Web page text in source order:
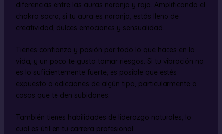
diferencias entre las auras naranja y roja. Amplificando el
chakra sacro, si tu aura es naranja, estás lleno de
creatividad, dulces emociones y sensualidad.
Tienes confianza y pasión por todo lo que haces en la
vida, y un poco te gusta tomar riesgos. Si tu vibración no
es lo suficientemente fuerte, es posible que estés
expuesto a adicciones de algún tipo, particularmente a
cosas que te den subidones.
También tienes habilidades de liderazgo naturales, lo
cual es útil en tu carrera profesional.